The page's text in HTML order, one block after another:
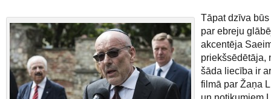
Tāpat dzīva
par ebreju
akcentēja
priekšsēdētāja,
šāda liecība ir
filmā par Žaņa